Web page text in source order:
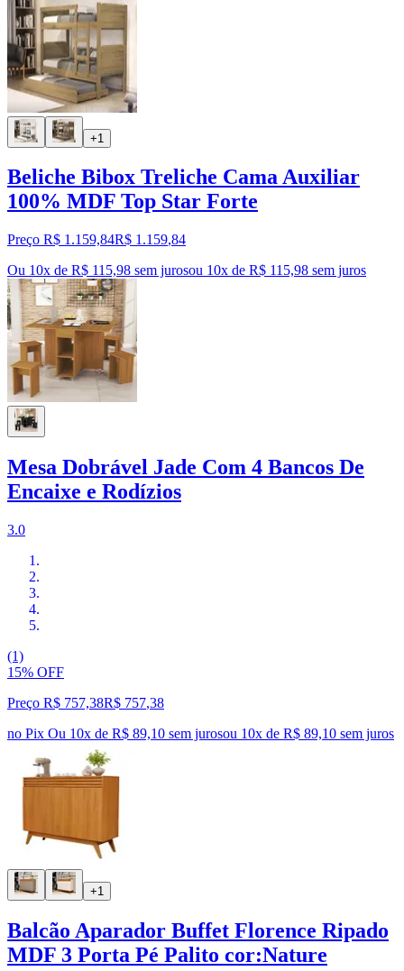
+1
Beliche Bibox Treliche Cama Auxiliar
100% MDF Top Star Forte
Preço R$ 1.159,84R$ 1.159,84
Ou 10x de R$ 115,98 sem jurosou 10x de R$ 115,98 sem juros
Mesa Dobrável Jade Com 4 Bancos De
Encaixe e Rodízios
3.0
(1)
15% OFF
Preço R$ 757,38R$ 757,38
no Pix Ou 10x de R$ 89,10 sem jurosou 10x de R$ 89,10 sem juros
+1
Balcão Aparador Buffet Florence Ripado
MDF 3 Porta Pé Palito cor:Nature